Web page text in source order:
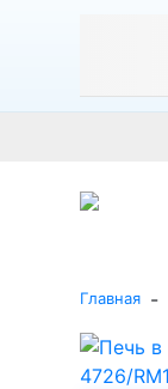
Главная -